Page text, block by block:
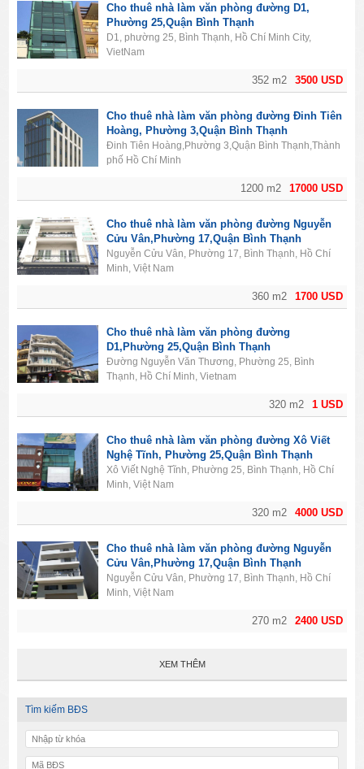
3500 USD
352 m2
Cho thuê nhà làm văn phòng đường D1,
Phường 25,Quận Bình Thạnh
D1, phường 25, Bình Thạnh, Hồ Chí Minh City,
VietNam
17000 USD
1200 m2
Cho thuê nhà làm văn phòng đường Đinh Tiên
Hoàng, Phường 3,Quận Bình Thạnh
Đinh Tiên Hoàng,Phường 3,Quận Bình Thạnh,Thành
phố Hồ Chí Minh
1700 USD
360 m2
Cho thuê nhà làm văn phòng đường Nguyễn
Cửu Vân,Phường 17,Quận Bình Thạnh
Nguyễn Cửu Vân, Phường 17, Bình Thạnh, Hồ Chí
Minh, Việt Nam
1 USD
320 m2
Cho thuê nhà làm văn phòng đường
D1,Phường 25,Quận Bình Thạnh
Đường Nguyễn Văn Thương, Phường 25, Bình
Thạnh, Hồ Chí Minh, Vietnam
4000 USD
320 m2
Cho thuê nhà làm văn phòng đường Xô Viết
Nghệ Tĩnh, Phường 25,Quận Bình Thạnh
Xô Viết Nghệ Tĩnh, Phường 25, Bình Thạnh, Hồ Chí
Minh, Việt Nam
2400 USD
270 m2
Cho thuê nhà làm văn phòng đường Nguyễn
Cửu Vân,Phường 17,Quận Bình Thạnh
Nguyễn Cửu Vân, Phường 17, Bình Thạnh, Hồ Chí
Minh, Việt Nam
XEM THÊM
Tìm kiếm BĐS